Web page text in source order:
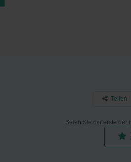
Teilen
Seien Sie der erste der